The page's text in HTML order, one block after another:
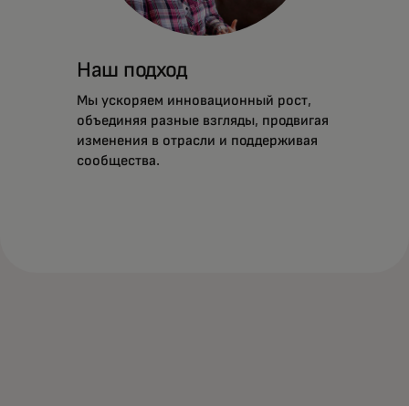
Наш подход
Мы ускоряем инновационный рост,
объединяя разные взгляды, продвигая
изменения в отрасли и поддерживая
сообщества.